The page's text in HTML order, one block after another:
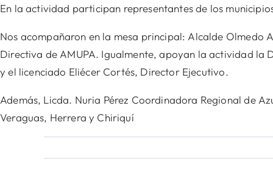
En la actividad participan representantes de los
Nos acompañaron en la mesa principal: Alcalde Olmedo
Directiva de AMUPA. Igualmente, apoyan la actividad la
y el licenciado Eliécer Cortés, Director Ejecutivo.
Además, Licda. Nuria Pérez Coordinadora Regional de
Veraguas, Herrera y Chiriquí